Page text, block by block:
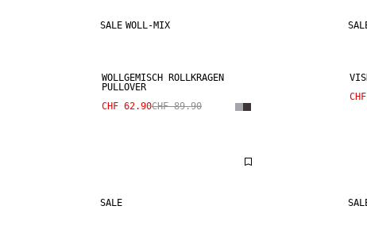
SALE WOLL-MIX
WOLLGEMISCH ROLLKRAGEN
PULLOVER
CHF 62.90CHF 89.90
SALE